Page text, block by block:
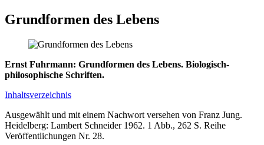
Grundformen des Lebens
Ernst Fuhrmann: Grundformen des Lebens. Biologisch-
philosophische Schriften.
Inhaltsverzeichnis
Ausgewählt und mit einem Nachwort versehen von Franz Jung.
Heidelberg: Lambert Schneider 1962. 1 Abb., 262 S. Reihe
Veröffentlichungen Nr. 28.